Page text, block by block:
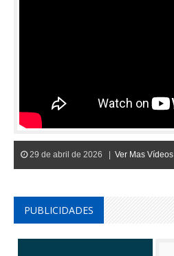
29 de abril de 2026 | Ver Mas Vídeos
PUBLICIDADES